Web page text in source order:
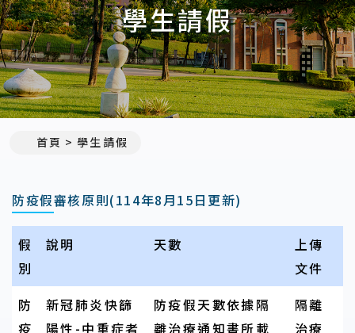
學生請假
首頁 學生請假
防疫假審核原則(114年8月15日更新)
假
別
說明 天數
上傳
文件
防
疫
新冠肺炎快篩
陽性-中重症者
防疫假天數依據隔
離治療通知書所載
隔離
治療